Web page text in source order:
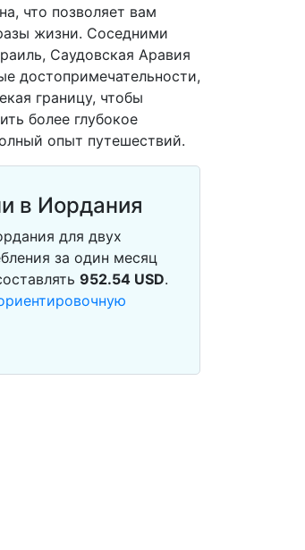
что позволяет вам
жизни. Соседними
Саудовская Аравия
достопримечательности,
границу, чтобы
более глубокое
опыт путешествий.
в Иордания
для двух
за один месяц
952.54 USD.